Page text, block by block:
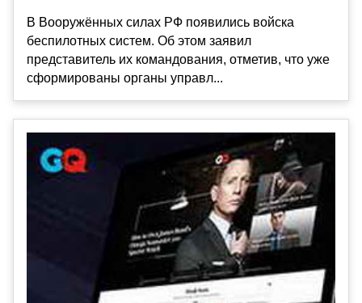
В Вооружённых силах РФ появились войска
беспилотных систем. Об этом заявил
представитель их командования, отметив, что уже
сформированы органы управл...